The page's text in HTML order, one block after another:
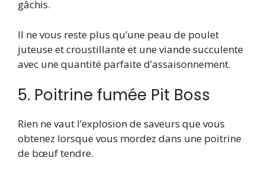
gâchis.
Il ne vous reste plus qu’une peau de poulet
juteuse et croustillante et une viande succulente
avec une quantité parfaite d’assaisonnement.
5. Poitrine fumée Pit Boss
Rien ne vaut l’explosion de saveurs que vous
obtenez lorsque vous mordez dans une poitrine
de bœuf tendre.